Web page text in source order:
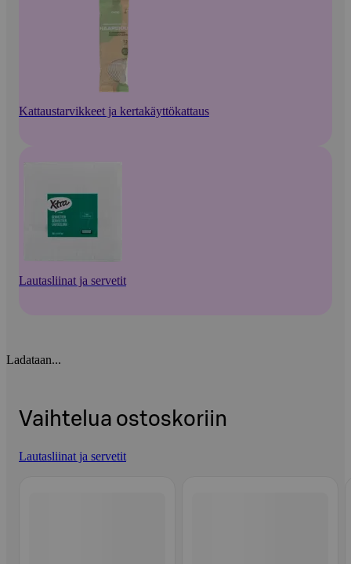
Kattaustarvikkeet ja kertakäyttökattaus
Lautasliinat ja servetit
Ladataan...
Vaihtelua ostoskoriin
Lautasliinat ja servetit